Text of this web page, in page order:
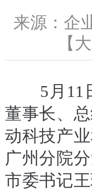
来源：企
【 大
5 月 11
董事长、
动科技产
广州分院
市委书记